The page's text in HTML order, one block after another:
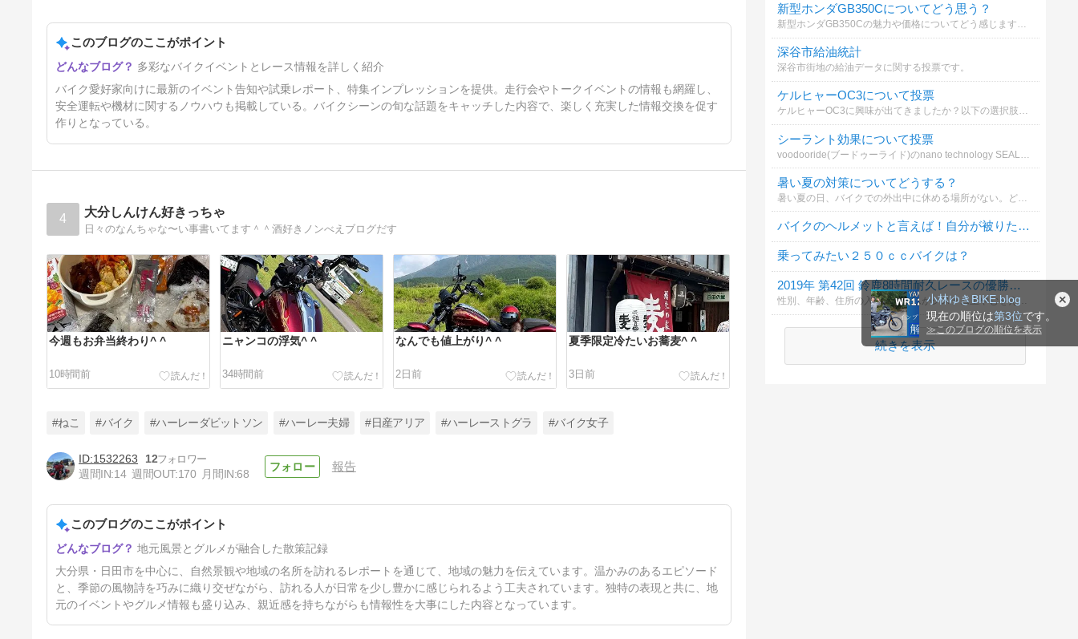
小林ゆきBIKE.blog
現在の順位は第3位です。
≫ このブログの順位を表示
このブログのここがポイント
多彩なバイクイベントとレース情報を詳しく紹介
バイク愛好家向けに最新のイベント告知や試乗レポート、特集インプレッションを提供。走行会やトークイベントの情報も網羅し、
安全運転や機材に関するノウハウも掲載している。バイクシーンの旬な話題をキャッチした内容で、楽しく充実した情報交換を促す
作りとなっている。
4 大分しんけん好きっちゃ
日々のなんちゃな〜い事書いてます＾＾酒好きノンべえブログだす
今週もお弁当終わり^ ^
10時間前
ニャンコの浮気^ ^
34時間前
なんでも値上がり^ ^
2日前
夏季限定冷たいお蕎麦^ ^
3日前
4日前
#ねこ #バイク #ハーレーダビットソン #ハーレー夫婦 #日産アリア #ハーレーストグラ #バイク女子
1532263
12
週間IN:14 週間OUT:170 月間IN:68
報告
このブログのここがポイント
地元風景とグルメが融合した散策記録
大分県・日田市を中心に、自然景観や地域の名所を訪れるレポートを通じて、地域の魅力を伝えています。温かみのあるエピソード
と、季節の風物詩を巧みに織り交ぜながら、訪れる人が日常を少し豊かに感じられるよう工夫されています。独特の表現と共に、地
元のイベントやグルメ情報も盛り込み、親近感を持ちながらも情報性を大事にした内容となっています。
新型ホンダGB350Cについてどう思う？
新型ホンダGB350Cの魅力や価格についてどう感じますか？
深谷市給油統計
深谷市街地の給油データに関する投票です。
ケルヒャーOC3について投票
ケルヒャーOC3に興味が出てきましたか？以下の選択肢からどれが気になりますか？
シーラント効果について投票
暑い夏の対策についてどうする？
バイクのヘルメットと言えば！自分が被りたいヘルメットは？
乗ってみたい２５０ｃｃバイクは？
2019年 第42回 鈴鹿8時間耐久レースの優勝チームは？ （リスト2）
性別、年齢、住所の入力フォームがシステム上やむをえず出てしまいますが、入力しなくても投票できますので気軽に投票してください。 投票締切はレースウィーク直前の 7月25日（木）の17時となっています。
続きを表示